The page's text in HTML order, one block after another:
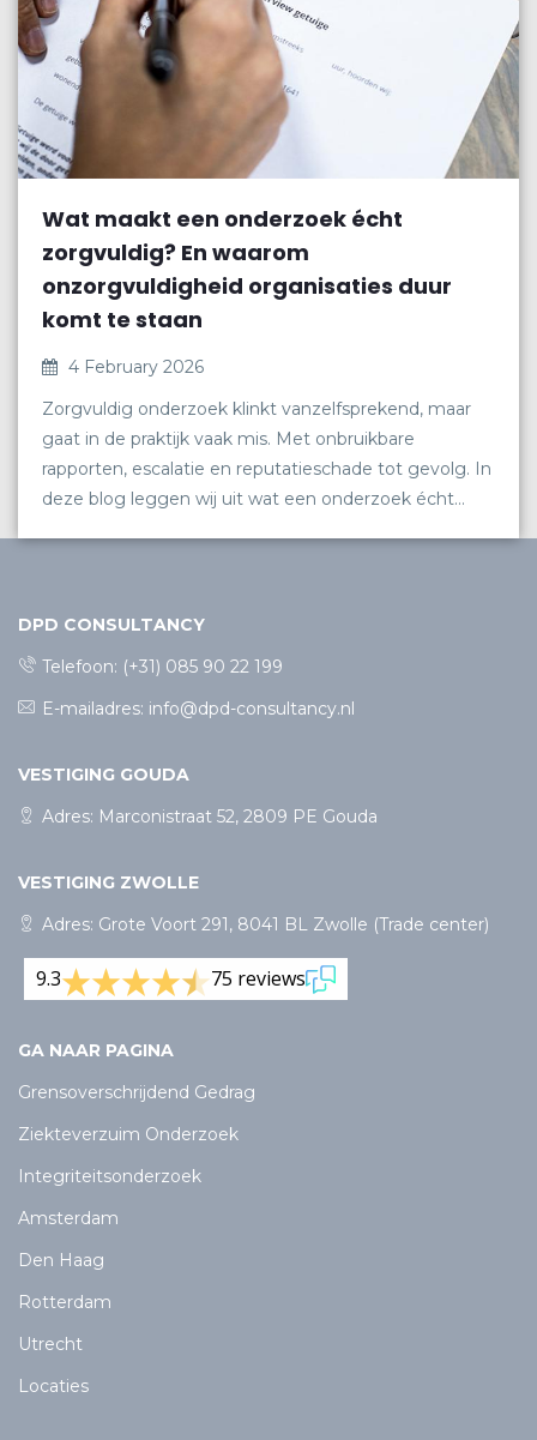
Wat maakt een onderzoek écht
zorgvuldig? En waarom
onzorgvuldigheid organisaties duur
komt te staan
4 February 2026
Zorgvuldig onderzoek klinkt vanzelfsprekend, maar
gaat in de praktijk vaak mis. Met onbruikbare
rapporten, escalatie en reputatieschade tot gevolg. In
deze blog leggen wij uit wat een onderzoek écht
DPD CONSULTANCY
Telefoon: (+31) 085 90 22 199
E-mailadres: info@dpd-consultancy.nl
VESTIGING GOUDA
Adres: Marconistraat 52, 2809 PE Gouda
VESTIGING ZWOLLE
Adres: Grote Voort 291, 8041 BL Zwolle (Trade center)
9.3 75 reviews
GA NAAR PAGINA
Grensoverschrijdend Gedrag
Ziekteverzuim Onderzoek
Integriteitsonderzoek
Amsterdam
Den Haag
Rotterdam
Utrecht
Locaties